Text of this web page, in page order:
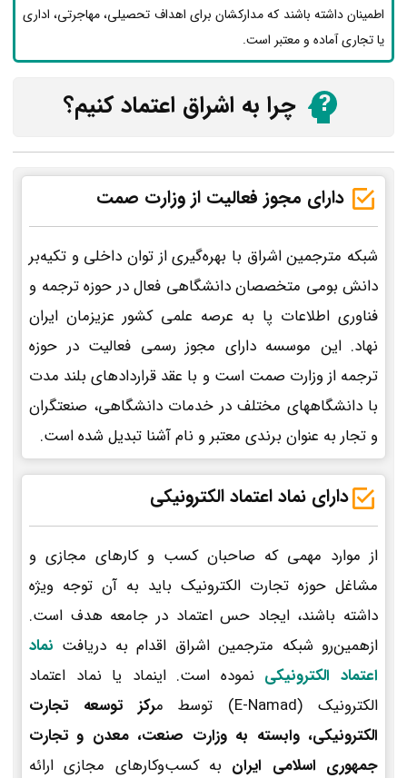
اطمینان داشته باشند که مدارکشان برای اهداف تحصیلی، مهاجرتی، اداری
یا تجاری آماده و معتبر است.
چرا به اشراق اعتماد کنیم؟
دارای مجوز فعالیت از وزارت صمت
شبکه مترجمین اشراق با بهره‌گیری از توان داخلی و تکیه‌بر
دانش بومی متخصصان دانشگاهی فعال در حوزه ترجمه و
فناوری اطلاعات پا به عرصه علمی کشور عزیزمان ایران
نهاد. این موسسه دارای مجوز رسمی فعالیت در حوزه
ترجمه از وزارت صمت است و با عقد قراردادهای بلند مدت
با دانشگاههای مختلف در خدمات دانشگاهی، صنعتگران
و تجار به عنوان برندی معتبر و نام آشنا تبدیل شده است.
دارای نماد اعتماد الکترونیکی
از موارد مهمی که صاحبان کسب و کارهای مجازی و
مشاغل حوزه تجارت الکترونیک باید به آن توجه ویژه
داشته باشند، ایجاد حس اعتماد در جامعه هدف است.
ازهمین‌رو شبکه مترجمین اشراق اقدام به دریافت نماد
اعتماد الکترونیکی نموده است. اینماد یا نماد اعتماد
الکترونیک (E-Namad) توسط م
رکز توسعه تجارت
الکترونیکی، وابسته به وزارت صنعت، معدن و تجارت
جمهوری اسلامی ایران به کسب‌وکارهای مجازی ارائه